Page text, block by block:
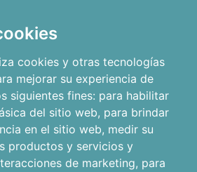
cookies y otras tecnologías
mejorar su experiencia de
siguientes fines: para habilitar
del sitio web, para brindar
en el sitio web, medir su
productos y servicios y
de marketing, para